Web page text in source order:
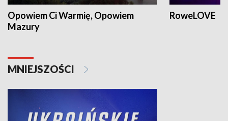
Opowiem Ci Warmię, Opowiem
Mazury
RoweLOVE
MNIEJSZOŚCI